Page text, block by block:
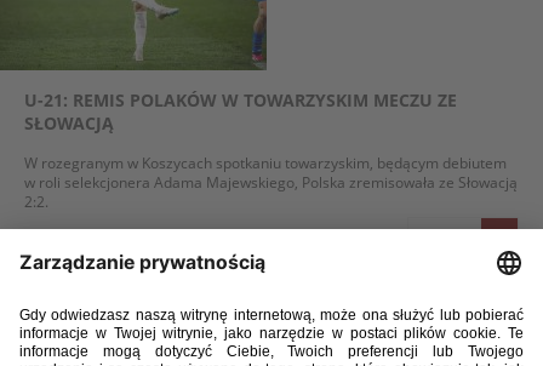
U-21: REMIS POLAKÓW W TOWARZYSKIM MECZU ZE
SŁOWACJĄ
W rozegranym w Koszycach spotkaniu towarzyskim, będącym debiutem
w roli selekcjonera Adama Majewskiego, Polska zremisowała ze Słowacją
2:2.